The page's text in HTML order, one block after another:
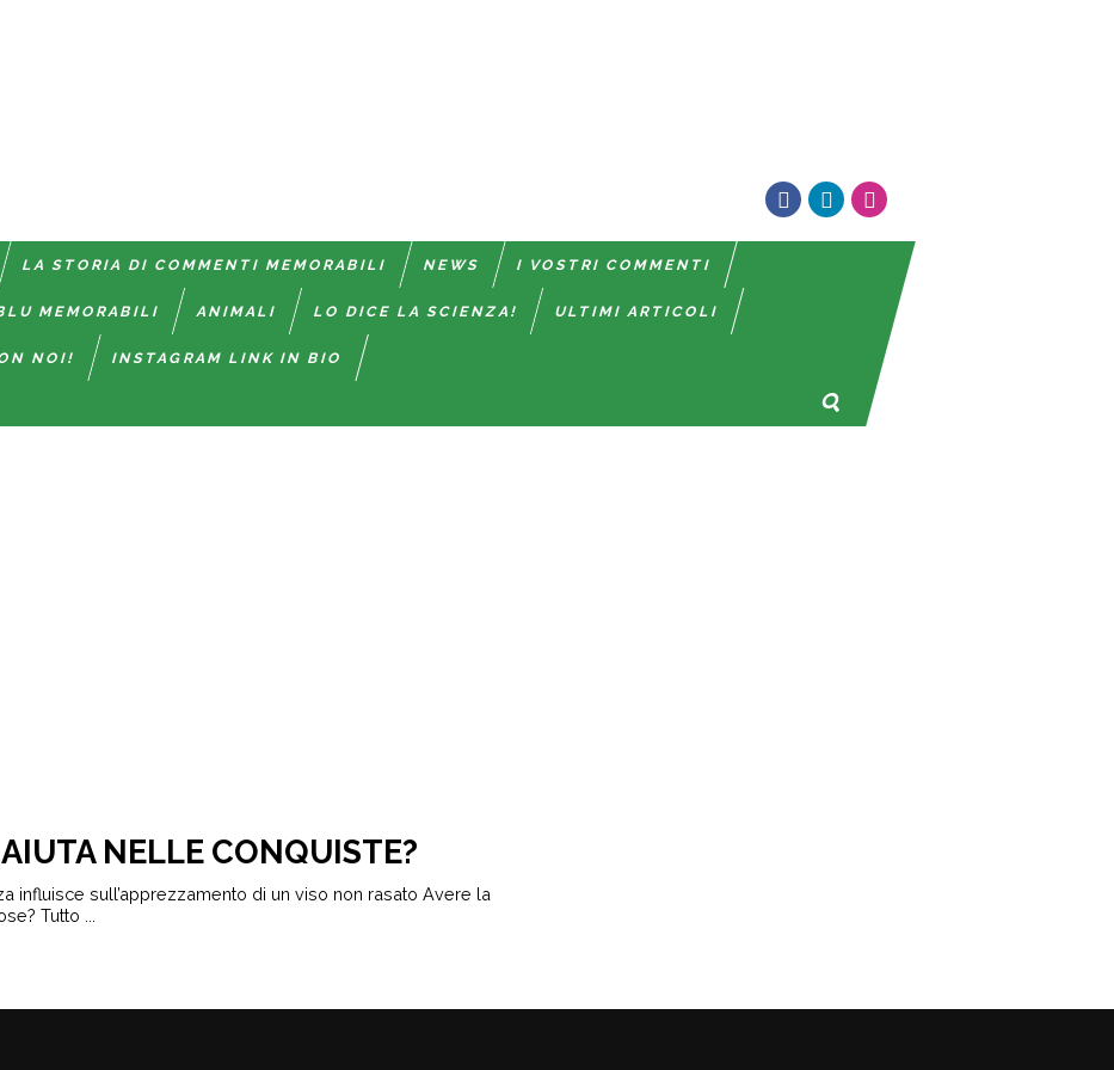
LA STORIA DI COMMENTI MEMORABILI NEWS I VOSTRI COMMENTI
MEMORABILI ANIMALI LO DICE LA SCIENZA! ULTIMI ARTICOLI
NOI! INSTAGRAM LINK IN BIO
NELLE CONQUISTE?
influisce sull’apprezzamento di un viso non rasato Avere la
Tutto ...